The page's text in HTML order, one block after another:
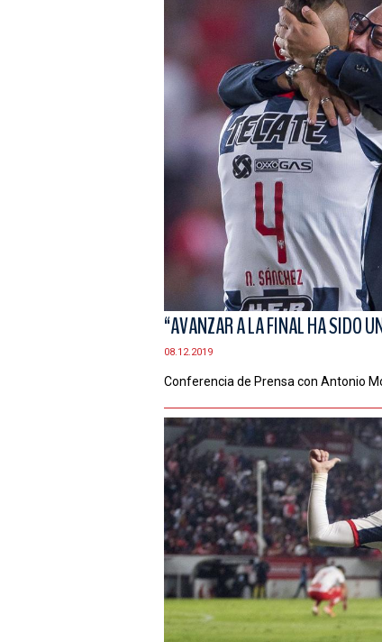
“AVANZAR A LA FINAL HA SIDO
08.12.2019
Conferencia de Prensa con Antonio